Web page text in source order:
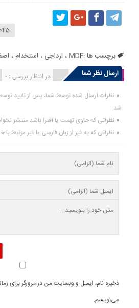
برچسب ها :MDF ، ارداجی ، استخدام ،
ارسال نظر شما
در انتظار بررسی : 0 انتشار یافته : 0
نظرات ارسال شده توسط شما، پس از تایید
شد.
نظراتی که حاوی تهمت یا افترا باشد منتشر
نظراتی که به غیر از زبان فارسی یا غیر مرتبط
ذخیره نام، ایمیل و وبسایت من در مرورگر برای
می‌نویسم.